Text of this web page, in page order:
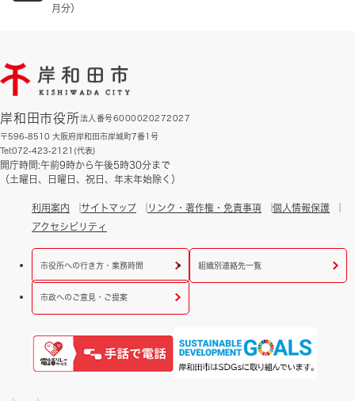
月分）
岸和田市役所法人番号6000020272027
〒596-8510 大阪府岸和田市岸城町7番1号
Tel:072-423-2121(代表)
開庁時間:午前9時から午後5時30分まで
（土曜日、日曜日、祝日、年末年始除く）
利用案内 サイトマップ リンク・著作権・免責事項
個人情報保護
アクセシビリティ
市役所への行き方・業務時間 組織別連絡先一覧
市政へのご意見・ご提案